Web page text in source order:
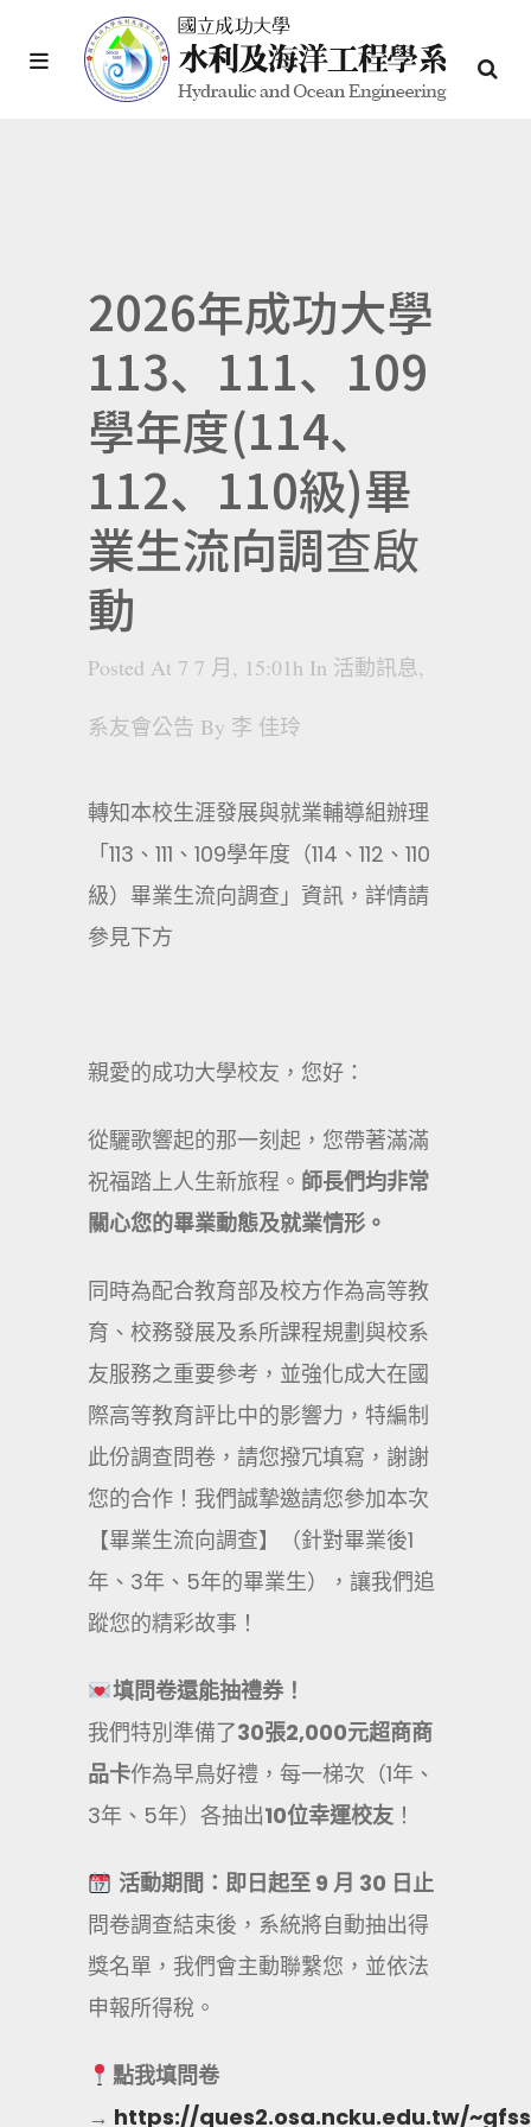
2026年成功大學
113、111、109
學年度(114、
112、110級)畢
業生流向調查啟
動
Posted At 7 7 月, 15:01h In 活動訊息,
系友會公告 By 李 佳玲
轉知本校生涯發展與就業輔導組辦理
「113、111、109學年度（114、112、110
級）畢業生流向調查」資訊，詳情請
參見下方
親愛的成功大學校友，您好：
從驪歌響起的那一刻起，您帶著滿滿
祝福踏上人生新旅程。 師長們均非常
關心您的畢業動態及就業情形。
同時為配合教育部及校方作為高等教
育、校務發展及系所課程規劃與校系
友服務之重要參考，並強化成大在國
際高等教育評比中的影響力，特編制
此份調查問卷，請您撥冗填寫，謝謝
您的合作！我們誠摯邀請您參加本次
【畢業生流向調查】（針對畢業後1
年、3年、5年的畢業生），讓我們追
蹤您的精彩故事！
填問卷還能抽禮券！
我們特別準備了30張2,000元超商商
品卡作為早鳥好禮，每一梯次（1年、
3年、5年）各抽出10位幸運校友 ！
活動期間：即日起至 9 月 30 日止
問卷調查結束後，系統將自動抽出得
獎名單，我們會主動聯繫您，並依法
申報所得稅。
點我填問卷
→ https://ques2.osa.ncku.edu.tw/